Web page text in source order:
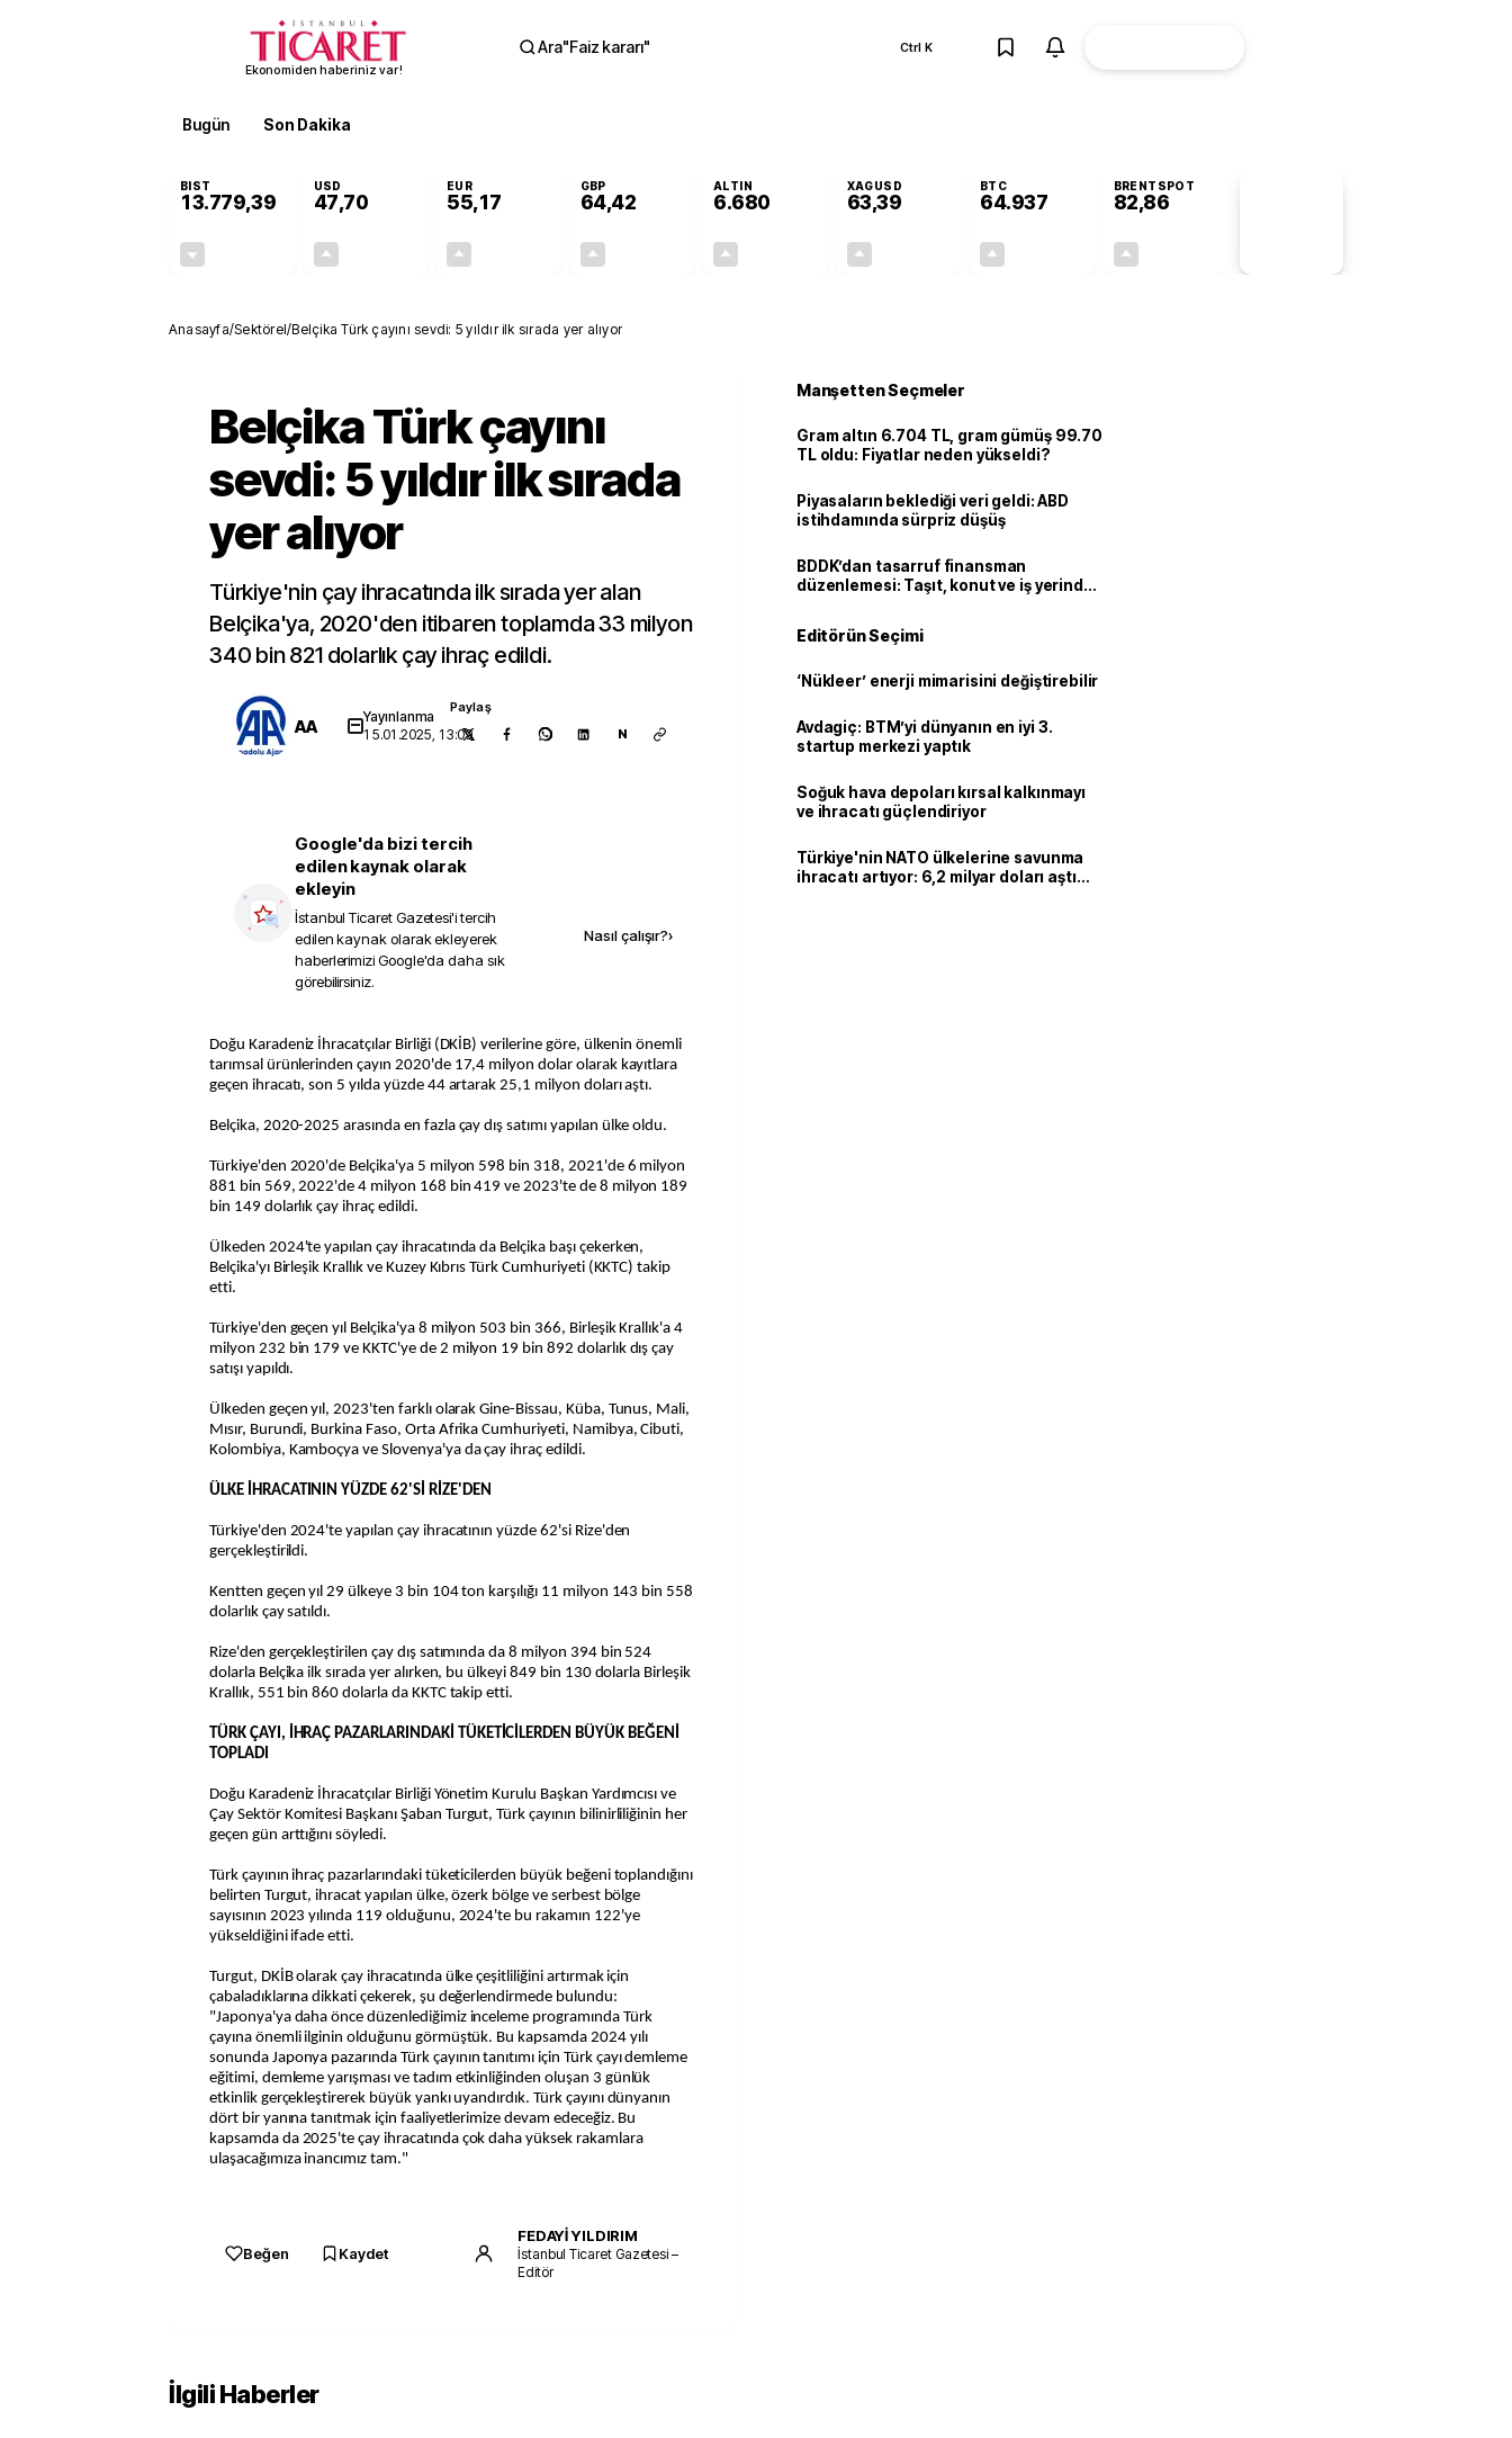
Ekonomiden haberiniz var!
Ara"Faiz kararı" Ctrl K
Bugün Son Dakika
BIST
13.779,39
USD
47,70
EUR
55,17
GBP
64,42
ALTIN
6.680
XAGUSD
63,39
BTC
64.937
BRENTSPOT
82,86
Anasayfa/Sektörel/Belçika Türk çayını sevdi: 5 yıldır ilk sırada yer alıyor
Belçika Türk çayını
sevdi: 5 yıldır ilk sırada
yer alıyor
Türkiye'nin çay ihracatında ilk sırada yer alan
Belçika'ya, 2020'den itibaren toplamda 33 milyon
340 bin 821 dolarlık çay ihraç edildi.
AA
Yayınlanma
15.01.2025, 13:09
Paylaş
N
Google'da bizi tercih
edilen kaynak olarak
ekleyin
İstanbul Ticaret Gazetesi'i tercih
edilen kaynak olarak ekleyerek
haberlerimizi Google'da daha sık
görebilirsiniz.
Nasıl çalışır?›
Doğu Karadeniz İhracatçılar Birliği (DKİB) verilerine göre, ülkenin önemli
tarımsal ürünlerinden çayın 2020'de 17,4 milyon dolar olarak kayıtlara
geçen ihracatı, son 5 yılda yüzde 44 artarak 25,1 milyon doları aştı.
Belçika, 2020-2025 arasında en fazla çay dış satımı yapılan ülke oldu.
Türkiye'den 2020'de Belçika'ya 5 milyon 598 bin 318, 2021'de 6 milyon
881 bin 569, 2022'de 4 milyon 168 bin 419 ve 2023'te de 8 milyon 189
bin 149 dolarlık çay ihraç edildi.
Ülkeden 2024'te yapılan çay ihracatında da Belçika başı çekerken,
Belçika'yı Birleşik Krallık ve Kuzey Kıbrıs Türk Cumhuriyeti (KKTC) takip
etti.
Türkiye'den geçen yıl Belçika'ya 8 milyon 503 bin 366, Birleşik Krallık'a 4
milyon 232 bin 179 ve KKTC'ye de 2 milyon 19 bin 892 dolarlık dış çay
satışı yapıldı.
Ülkeden geçen yıl, 2023'ten farklı olarak Gine-Bissau, Küba, Tunus, Mali,
Mısır, Burundi, Burkina Faso, Orta Afrika Cumhuriyeti, Namibya, Cibuti,
Kolombiya, Kamboçya ve Slovenya'ya da çay ihraç edildi.
ÜLKE İHRACATININ YÜZDE 62'Sİ RİZE'DEN
Türkiye'den 2024'te yapılan çay ihracatının yüzde 62'si Rize'den
gerçekleştirildi.
Kentten geçen yıl 29 ülkeye 3 bin 104 ton karşılığı 11 milyon 143 bin 558
dolarlık çay satıldı.
Rize'den gerçekleştirilen çay dış satımında da 8 milyon 394 bin 524
dolarla Belçika ilk sırada yer alırken, bu ülkeyi 849 bin 130 dolarla Birleşik
Krallık, 551 bin 860 dolarla da KKTC takip etti.
TÜRK ÇAYI, İHRAÇ PAZARLARINDAKİ TÜKETİCİLERDEN BÜYÜK BEĞENİ
TOPLADI
Doğu Karadeniz İhracatçılar Birliği Yönetim Kurulu Başkan Yardımcısı ve
Çay Sektör Komitesi Başkanı Şaban Turgut, Türk çayının bilinirliliğinin her
geçen gün arttığını söyledi.
Türk çayının ihraç pazarlarındaki tüketicilerden büyük beğeni toplandığını
belirten Turgut, ihracat yapılan ülke, özerk bölge ve serbest bölge
sayısının 2023 yılında 119 olduğunu, 2024'te bu rakamın 122'ye
yükseldiğini ifade etti.
Turgut, DKİB olarak çay ihracatında ülke çeşitliliğini artırmak için
çabaladıklarına dikkati çekerek, şu değerlendirmede bulundu:
"Japonya'ya daha önce düzenlediğimiz inceleme programında Türk
çayına önemli ilginin olduğunu görmüştük. Bu kapsamda 2024 yılı
sonunda Japonya pazarında Türk çayının tanıtımı için Türk çayı demleme
eğitimi, demleme yarışması ve tadım etkinliğinden oluşan 3 günlük
etkinlik gerçekleştirerek büyük yankı uyandırdık. Türk çayını dünyanın
dört bir yanına tanıtmak için faaliyetlerimize devam edeceğiz. Bu
kapsamda da 2025'te çay ihracatında çok daha yüksek rakamlara
ulaşacağımıza inancımız tam."
Beğen Kaydet
FEDAYİ YILDIRIM
İstanbul Ticaret Gazetesi –
Editör
Manşetten Seçmeler
Gram altın 6.704 TL, gram gümüş 99.70
TL oldu: Fiyatlar neden yükseldi?
Piyasaların beklediği veri geldi: ABD
istihdamında sürpriz düşüş
BDDK’dan tasarruf finansman
düzenlemesi: Taşıt, konut ve iş yerinde
Editörün Seçimi
‘Nükleer’ enerji mimarisini değiştirebilir
Avdagiç: BTM’yi dünyanın en iyi 3.
startup merkezi yaptık
Soğuk hava depoları kırsal kalkınmayı
ve ihracatı güçlendiriyor
Türkiye'nin NATO ülkelerine savunma
ihracatı artıyor: 6,2 milyar doları aştı
İlgili Haberler